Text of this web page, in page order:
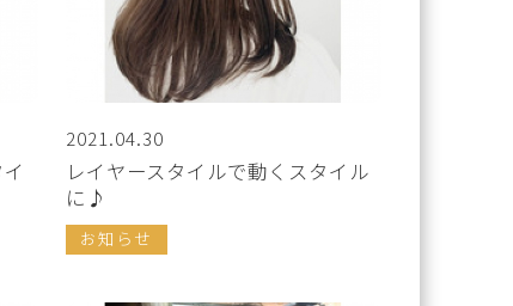
2021.04.30
レイヤースタイルで動くスタイル
に♪
お知らせ